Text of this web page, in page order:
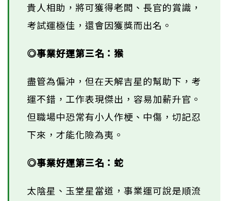
貴人相助，將可獲得老闆、長官的賞識，
考試運極佳，還會因獲獎而出名。
◎事業好運第三名：猴
盡管為偏沖，但在天解吉星的幫助下，考
運不錯，工作表現傑出，容易加薪升官。
但職場中恐常有小人作梗、中傷，切記忍
下來，才能化險為夷。
◎事業好運第三名：蛇
太陰星、玉堂星當道，事業運可說是順流